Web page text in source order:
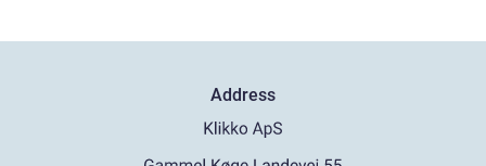
Address